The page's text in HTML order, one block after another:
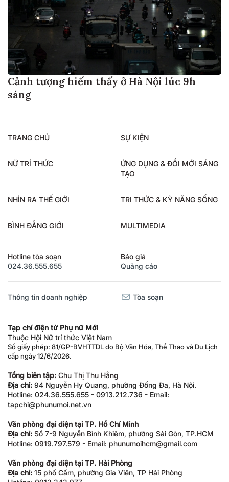
Cảnh tượng hiếm thấy ở Hà Nội lúc 9h
sáng
TRANG CHỦ SỰ KIỆN
NỮ TRÍ THỨC
ỨNG DỤNG & ĐỔI MỚI SÁNG
TẠO
NHÌN RA THẾ GIỚI TRI THỨC & KỸ NĂNG SỐNG
BÌNH ĐẲNG GIỚI MULTIMEDIA
Hotline tòa soạn
024.36.555.655
Báo giá
Quảng cáo
Thông tin doanh nghiệp Tòa soạn
Tạp chí điện tử Phụ nữ Mới
Thuộc Hội Nữ trí thức Việt Nam
Số giấy phép: 81/GP-BVHTTDL do Bộ Văn Hóa, Thể Thao và Du Lịch
cấp ngày 12/6/2026.
Tổng biên tập: Chu Thị Thu Hằng
Địa chỉ: 94 Nguyễn Hy Quang, phường Đống Đa, Hà Nội.
Hotline: 024.36.555.655 - 0913.212.736 - Email:
tapchi@phunumoi.net.vn
Văn phòng đại diện tại TP. Hồ Chí Minh
Địa chỉ: Số 7-9 Nguyễn Bỉnh Khiêm, phường Sài Gòn, TP.HCM
Hotline: 0919.797.579 - Email: phunumoihcm@gmail.com
Văn phòng đại diện tại TP. Hải Phòng
Địa chỉ: 15 phố Cấm, phường Gia Viên, TP Hải Phòng